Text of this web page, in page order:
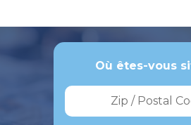
Où êtes-vous